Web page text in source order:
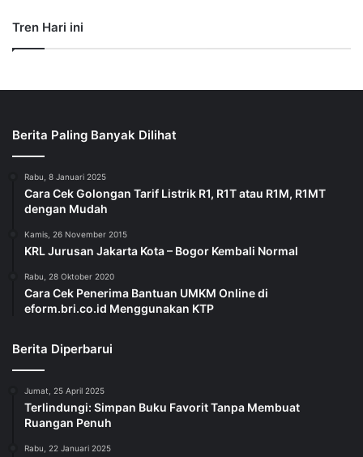
Tren Hari ini
Berita Paling Banyak Dilihat
Rabu, 8 Januari 2025
Cara Cek Golongan Tarif Listrik R1, R1T atau R1M, R1MT
dengan Mudah
Kamis, 26 November 2015
KRL Jurusan Jakarta Kota – Bogor Kembali Normal
Rabu, 28 Oktober 2020
Cara Cek Penerima Bantuan UMKM Online di
eform.bri.co.id Menggunakan KTP
Berita Diperbarui
Jumat, 25 April 2025
Terlindungi: Simpan Buku Favorit Tanpa Membuat
Ruangan Penuh
Rabu, 22 Januari 2025